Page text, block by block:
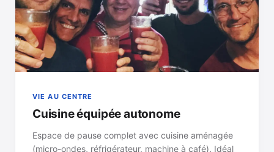
VIE AU CENTRE
Cuisine équipée autonome
Espace de pause complet avec cuisine aménagée
(micro-ondes, réfrigérateur, machine à café). Idéal